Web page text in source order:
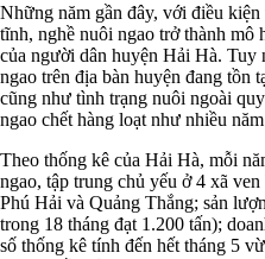
Những năm gần đây, với điều
tĩnh, nghề nuôi ngao trở thành mô
của người dân huyện Hải Hà. Tuy
ngao trên địa bàn huyện đang tồn
cũng như tình trạng nuôi ngoài
ngao chết hàng loạt như nhiều
Theo thống kê của Hải Hà, mỗi
ngao, tập trung chủ yếu ở 4 xã
Phú Hải và Quảng Thắng; sản
trong 18 tháng đạt 1.200 tấn);
số thống kê tính đến hết tháng 5